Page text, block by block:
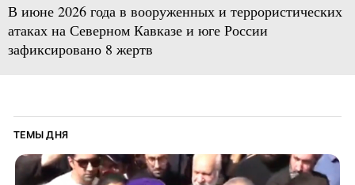
В июне 2026 года в вооруженных и террористических
атаках на Северном Кавказе и юге России
зафиксировано 8 жертв
ТЕМЫ ДНЯ